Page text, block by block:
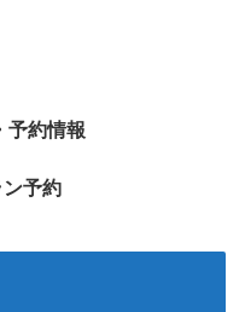
予約情報
予約